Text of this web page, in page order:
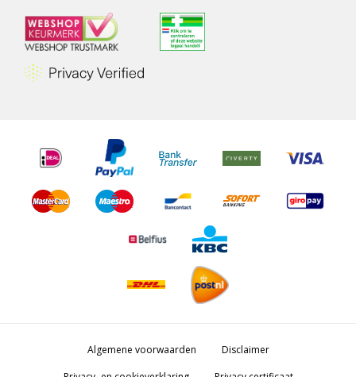
Algemene voorwaarden
Disclaimer